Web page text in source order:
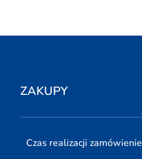
ZAKUPY
Czas realizacji zamówienie